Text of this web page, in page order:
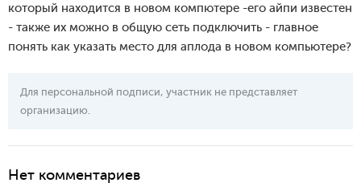
который находится в новом компютере -его айпи известен
- также их можно в общую сеть подключить - главное
понять как указать место для аплода в новом компьютере?
Для персональной подписи, участник не представляет
организацию.
Нет комментариев